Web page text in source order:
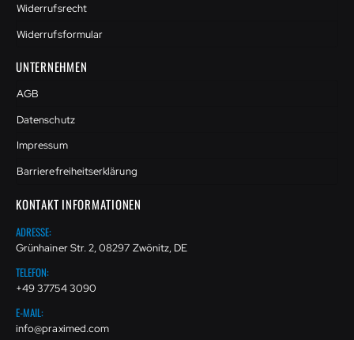
Widerrufsrecht
Widerrufsformular
UNTERNEHMEN
AGB
Datenschutz
Impressum
Barrierefreiheitserklärung
KONTAKT INFORMATIONEN
ADRESSE:
Grünhainer Str. 2, 08297 Zwönitz, DE
TELEFON:
+49 37754 3090
E-MAIL:
info@praximed.com